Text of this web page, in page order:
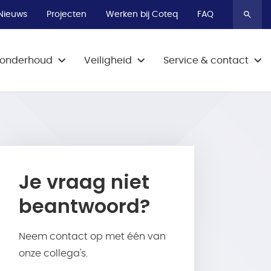
Projecten Werken bij Coteq FAQ
0800-9009
Veiligheid
Bel 0800-9009
Service & contact
Bel 0800-9009
Je vraag niet
beantwoord?
Neem contact op met één van
onze collega's.